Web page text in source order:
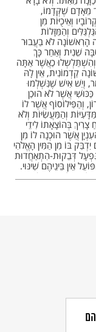
מֵאָדָם שֶׁקְּדָמוֹ,
וְאֵיכֻיּוֹת מִן
וְהַמַּזָּלוֹת
הָרִאשׁוֹנָה לֹא בַעֲבוּר
שֵׁנִית וְאַחַר כָּךְ
וְהִשְׁתַּלְשְלוּ כַאֲשֶׁר אַתָּה
קַדְמוֹנִית, אֵין לָהּ
וְיֵשׁ אִישׁ שֶׁנִּשְׁלְמוּ
אֲשֶׁר לֹא הוּכַן
וְהַפִּילוֹסוֹף אֲשֶׁר לוֹ
וְהַמַּעֲשִׂיּוֹת וְלֹא
בְּהוֹצָאָתוֹ לִידֵי
אֲשֶׁר הוּכְנָה לוֹ מִן
בּוֹ מִן הַמִּין הָאֱלֹהִי
דְּבֵקוּת-הִתְאַחֲדוּת
אֵין בֵּינֵיהֶם שִׁינּוּי.
אֶלָּא בַמַּעֲשִׂים
וּכְאִלּוּ כָל כֵּלָיו הֵם
בַתְּחִלָּה מִשְׁתַּמֵּשׁ
וְהַמַּדְרֵגָה הַזֹּאת
מִן הַמַּלְאָךְ הַמְמֻנֶּה
עִם הַסִּבָּה
הָאָדָם הַשָּׁלֵם וְהַשֵּׂכֶל
מִפְּנֵי שֶׁשָּׁב הוּא
אֶל מַדְרֵגָתָם וְהַשֵּׂכֶל
עַל דֶּרֶךְ הַעֲבָרָה אוֹ עַל
שֶׁיָּשׁוּב שִׂכְלְךָ פוֹעֵל